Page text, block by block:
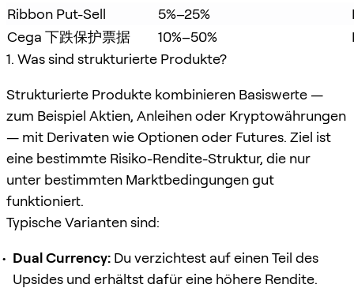
Ribbon Put-Sell
5%–25%
Cega 下跌保护票据
10%–50%
1. Was sind strukturierte Produkte?
Strukturierte Produkte kombinieren Basiswerte —
zum Beispiel Aktien, Anleihen oder Kryptowährungen
— mit Derivaten wie Optionen oder Futures. Ziel ist
eine bestimmte Risiko-Rendite-Struktur, die nur
unter bestimmten Marktbedingungen gut
funktioniert.
Typische Varianten sind:
Dual Currency: Du verzichtest auf einen Teil des
Upsides und erhältst dafür eine höhere Rendite.